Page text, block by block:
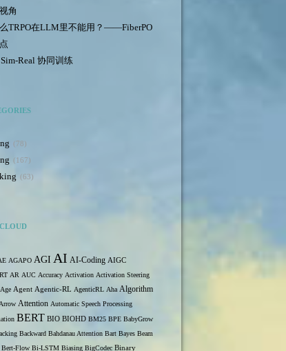
角
TRPO在LLM里不能用？——FiberPO
Real 协同训练
78
167
63
AGAPO AGI AI AI-Coding AIGC
AR AUC Accuracy Activation Activation Steering
Age Agent Agentic-RL AgenticRL Aha Algorithm
Arrow Attention Automatic Speech Processing
BERT BIO BIOHD BM25 BPE BabyGrow
Backward Bahdanau Attention Bart Bayes Beam
Bert-Flow Bi-LSTM Biasing BigCodec Binary